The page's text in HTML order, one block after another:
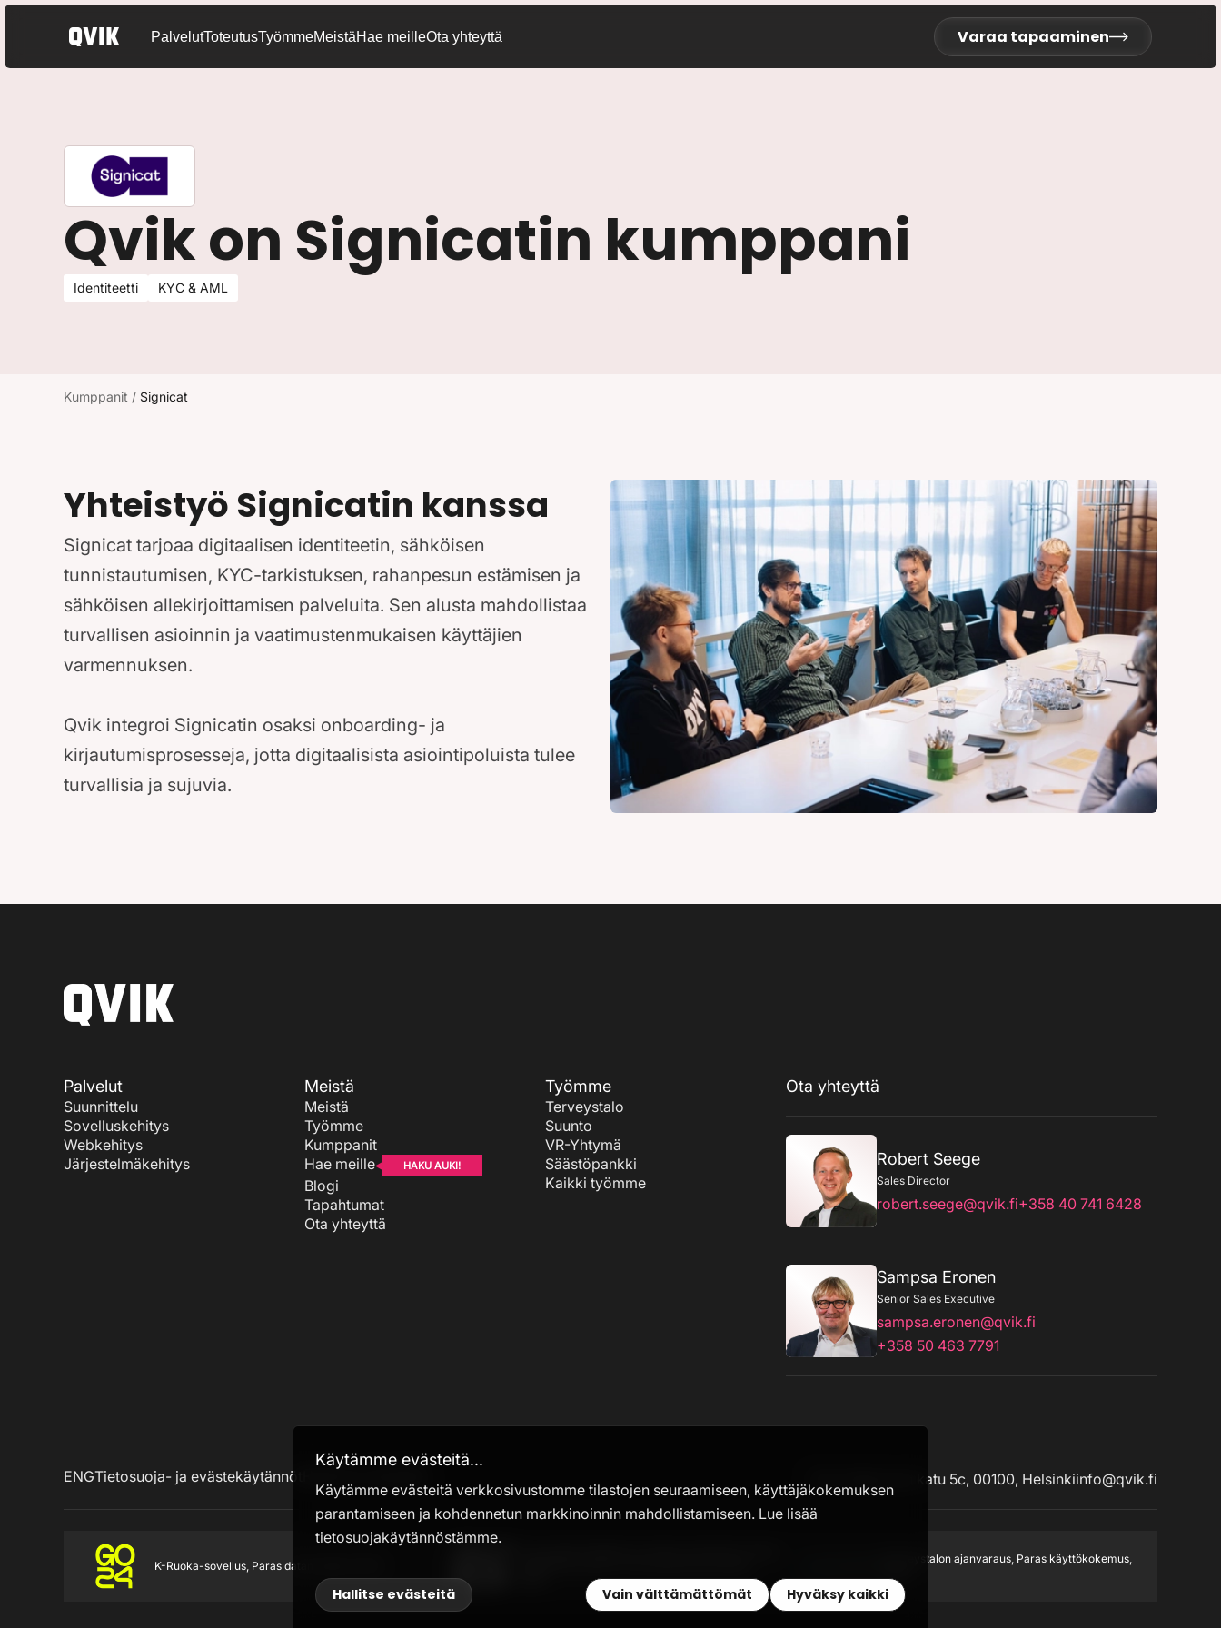
PalvelutToteutusTyömmeMeistäHae meilleOta yhteyttä Varaa tapaaminen
Qvik on Signicatin kumppani
Identiteetti KYC & AML
Kumppanit / Signicat
Yhteistyö Signicatin kanssa
Signicat tarjoaa digitaalisen identiteetin, sähköisen
tunnistautumisen, KYC-tarkistuksen, rahanpesun estämisen ja
sähköisen allekirjoittamisen palveluita. Sen alusta mahdollistaa
turvallisen asioinnin ja vaatimustenmukaisen käyttäjien
varmennuksen.
Qvik integroi Signicatin osaksi onboarding- ja
kirjautumisprosesseja, jotta digitaalisista asiointipoluista tulee
turvallisia ja sujuvia.
Palvelut
Suunnittelu
Sovelluskehitys
Webkehitys
Järjestelmäkehitys
Meistä
Meistä
Työmme
Kumppanit
Hae meille
HAKU AUKI!
Blogi
Tapahtumat
Ota yhteyttä
Työmme
Terveystalo
Suunto
VR-Yhtymä
Säästöpankki
Kaikki työmme
Ota yhteyttä
Robert Seege
Sales Director
robert.seege@qvik.fi+358 40 741 6428
Sampsa Eronen
Senior Sales Executive
sampsa.eronen@qvik.fi
+358 50 463 7791
ENGTietosuoja- ja evästekäytännöt Urho Kekkosen katu 5c, 00100, Helsinkiinfo@qvik.fi
K-Ruoka-sovellus, Paras datan käyttö, 2024
Terveystalon ajanvaraus, Paras käyttökokemus,
Käytämme evästeitä...
Käytämme evästeitä verkkosivustomme tilastojen seuraamiseen, käyttäjäkokemuksen
parantamiseen ja kohdennetun markkinoinnin mahdollistamiseen. Lue lisää
tietosuojakäytännöstämme.
Hallitse evästeitä Vain välttämättömät Hyväksy kaikki